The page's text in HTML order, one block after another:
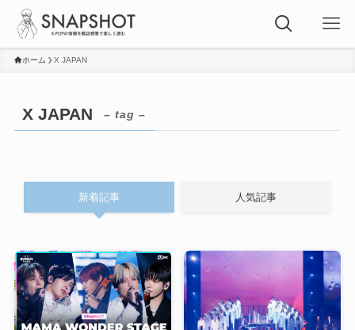
ホーム X JAPAN
X JAPAN – tag –
新着記事 人気記事